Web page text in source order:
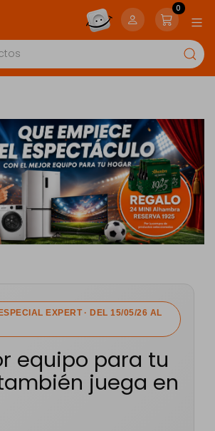
0
EXPERT · DEL 15/05/26 AL
equipo para tu
juega en